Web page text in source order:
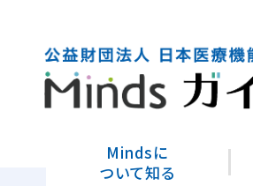
Mindsに
ついて知る